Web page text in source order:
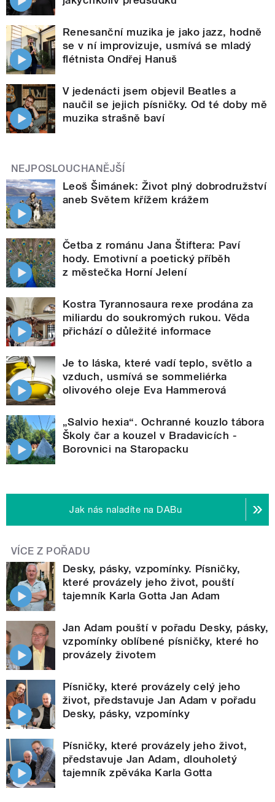
Renesanční muzika je jako jazz, hodně
se v ní improvizuje, usmívá se mladý
flétnista Ondřej Hanuš
V jedenácti jsem objevil Beatles a
naučil se jejich písničky. Od té doby mě
muzika strašně baví
NEJPOSLOUCHANĚJŠÍ
Leoš Šimánek: Život plný dobrodružství
aneb Světem křížem krážem
Četba z románu Jana Štiftera: Paví
hody. Emotivní a poetický příběh
z městečka Horní Jelení
Kostra Tyrannosaura rexe prodána za
miliardu do soukromých rukou. Věda
přichází o důležité informace
Je to láska, které vadí teplo, světlo a
vzduch, usmívá se sommeliérka
olivového oleje Eva Hammerová
„Salvio hexia“. Ochranné kouzlo tábora
Školy čar a kouzel v Bradavicích -
Borovnici na Staropacku
Jak nás naladíte na DABu
VÍCE Z POŘADU
Desky, pásky, vzpomínky. Písničky,
které provázely jeho život, pouští
tajemník Karla Gotta Jan Adam
Jan Adam pouští v pořadu Desky, pásky,
vzpomínky oblíbené písničky, které ho
provázely životem
Písničky, které provázely celý jeho
život, představuje Jan Adam v pořadu
Desky, pásky, vzpomínky
Písničky, které provázely jeho život,
představuje Jan Adam, dlouholetý
tajemník zpěváka Karla Gotta